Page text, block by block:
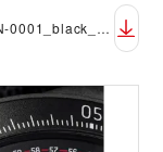
M25827KN-0001_black_fabric_black_OF_sRGB_black